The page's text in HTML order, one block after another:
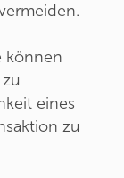
können
eines
zu